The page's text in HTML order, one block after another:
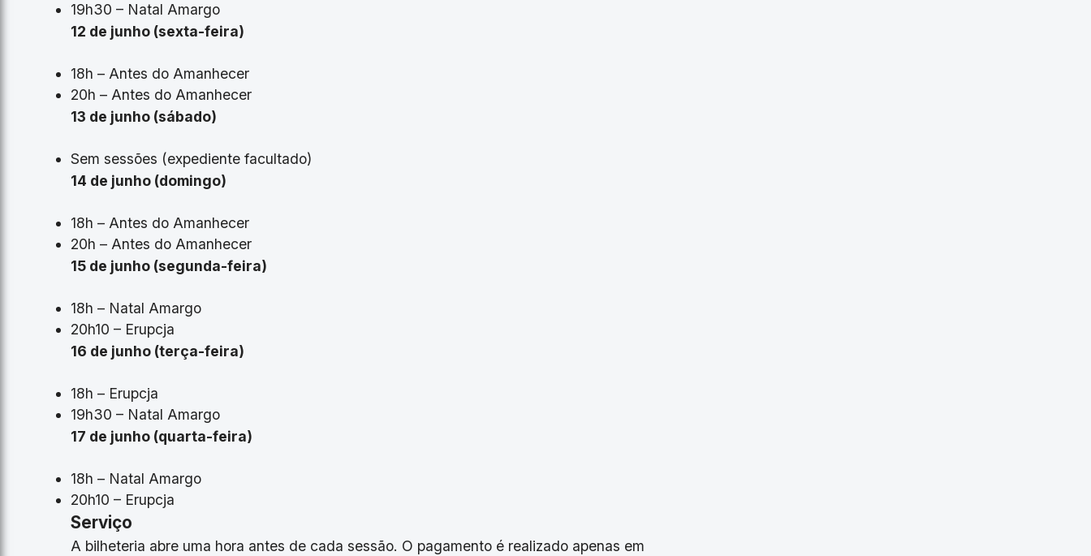
19h30 – Natal Amargo
12 de junho (sexta-feira)
18h – Antes do Amanhecer
20h – Antes do Amanhecer
13 de junho (sábado)
Sem sessões (expediente facultado)
14 de junho (domingo)
18h – Antes do Amanhecer
20h – Antes do Amanhecer
15 de junho (segunda-feira)
18h – Natal Amargo
20h10 – Erupcja
16 de junho (terça-feira)
18h – Erupcja
19h30 – Natal Amargo
17 de junho (quarta-feira)
18h – Natal Amargo
20h10 – Erupcja
Serviço
A bilheteria abre uma hora antes de cada sessão. O pagamento é realizado apenas em